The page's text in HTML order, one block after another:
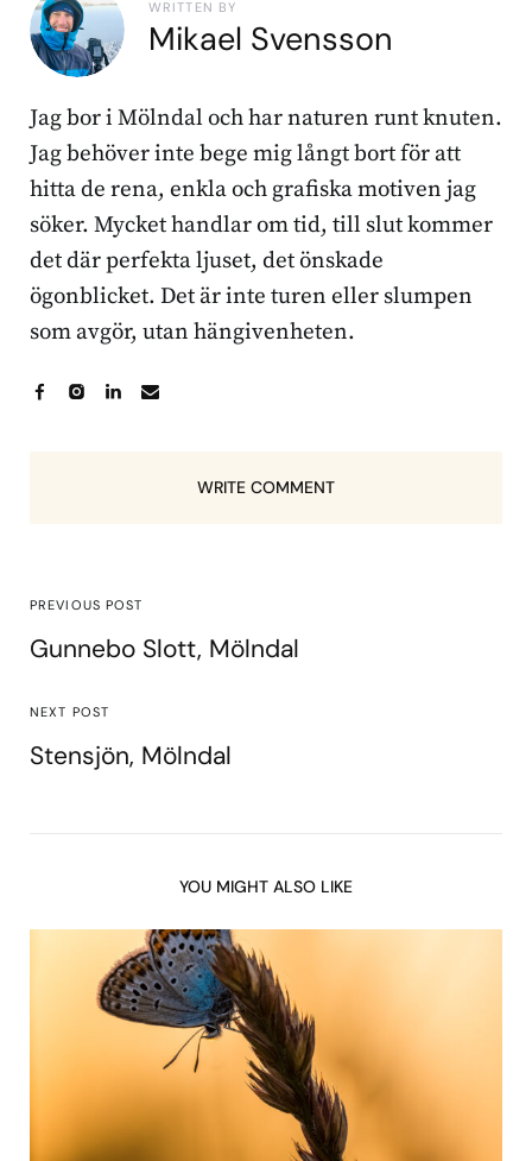
WRITTEN BY
Mikael Svensson
Jag bor i Mölndal och har naturen runt knuten.
Jag behöver inte bege mig långt bort för att
hitta de rena, enkla och grafiska motiven jag
söker. Mycket handlar om tid, till slut kommer
det där perfekta ljuset, det önskade
ögonblicket. Det är inte turen eller slumpen
som avgör, utan hängivenheten.
WRITE COMMENT
PREVIOUS POST
Gunnebo Slott, Mölndal
NEXT POST
Stensjön, Mölndal
YOU MIGHT ALSO LIKE